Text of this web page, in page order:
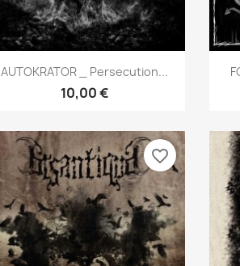
Aperçu rapide
AUTOKRATOR _ Persecution...
10,00 €
favorite_border